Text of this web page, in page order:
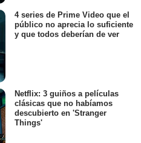
4 series de Prime Video que el
público no aprecia lo suficiente
y que todos deberían de ver
Netflix: 3 guiños a películas
clásicas que no habíamos
descubierto en 'Stranger
Things'